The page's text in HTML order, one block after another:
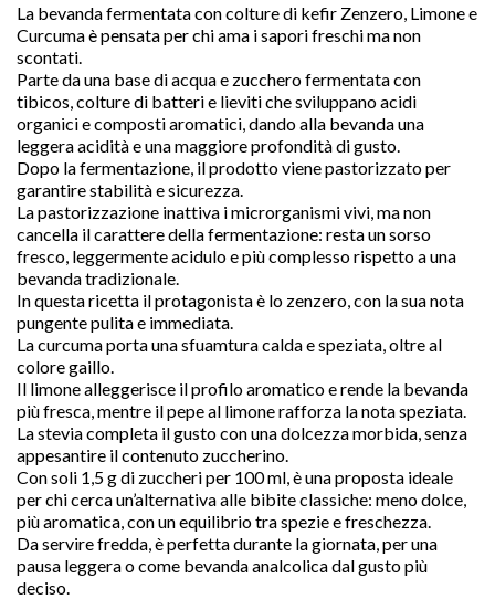

favorite
La bevanda fermentata con colture di kefir Zenzero, Limone e
Curcuma è pensata per chi ama i sapori freschi ma non
scontati.
Parte da una base di acqua e zucchero fermentata con
tibicos, colture di batteri e lieviti che sviluppano acidi
organici e composti aromatici, dando alla bevanda una
leggera acidità e una maggiore profondità di gusto.
Dopo la fermentazione, il prodotto viene pastorizzato per
garantire stabilità e sicurezza.
La pastorizzazione inattiva i microrganismi vivi, ma non
cancella il carattere della fermentazione: resta un sorso
fresco, leggermente acidulo e più complesso rispetto a una
bevanda tradizionale.
In questa ricetta il protagonista è lo zenzero, con la sua nota
pungente pulita e immediata.
La curcuma porta una sfuamtura calda e speziata, oltre al
colore gaillo.
Il limone alleggerisce il profilo aromatico e rende la bevanda
più fresca, mentre il pepe al limone rafforza la nota speziata.
La stevia completa il gusto con una dolcezza morbida, senza
appesantire il contenuto zuccherino.
Con soli 1,5 g di zuccheri per 100 ml, è una proposta ideale
per chi cerca un’alternativa alle bibite classiche: meno dolce,
più aromatica, con un equilibrio tra spezie e freschezza.
Da servire fredda, è perfetta durante la giornata, per una
pausa leggera o come bevanda analcolica dal gusto più
deciso.